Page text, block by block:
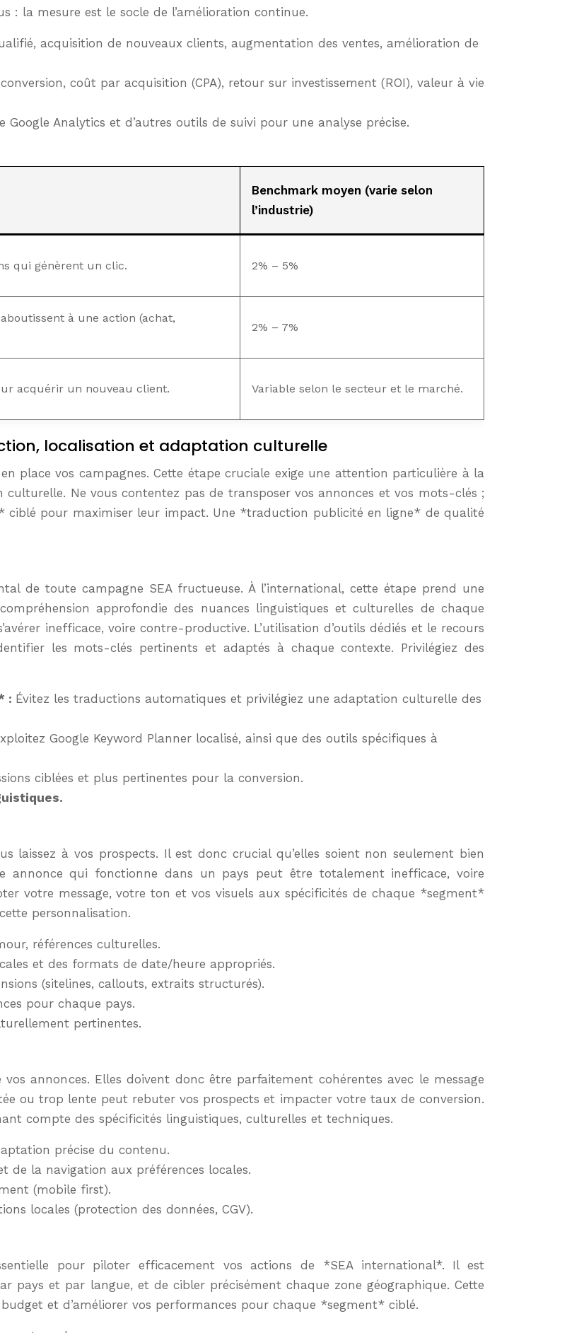
: la mesure est le socle de l’amélioration continue.
acquisition de nouveaux clients, augmentation des ventes, amélioration de
coût par acquisition (CPA), retour sur investissement (ROI), valeur à vie
Google Analytics et d’autres outils de suivi pour une analyse précise.
Benchmark moyen (varie selon
l’industrie)
qui génèrent un clic. 2% – 5%
à une action (achat,
2% – 7%
acquérir un nouveau client. Variable selon le secteur et le marché.
localisation et adaptation culturelle
place vos campagnes. Cette étape cruciale exige une attention particulière à la
Ne vous contentez pas de transposer vos annonces et vos mots-clés ;
ciblé pour maximiser leur impact. Une *traduction publicité en ligne* de qualité
de toute campagne SEA fructueuse. À l’international, cette étape prend une
approfondie des nuances linguistiques et culturelles de chaque
inefficace, voire contre-productive. L’utilisation d’outils dédiés et le recours
les mots-clés pertinents et adaptés à chaque contexte. Privilégiez des
: Évitez les traductions automatiques et privilégiez une adaptation culturelle des
Google Keyword Planner localisé, ainsi que des outils spécifiques à
ciblées et plus pertinentes pour la conversion.
laissez à vos prospects. Il est donc crucial qu’elles soient non seulement bien
annonce qui fonctionne dans un pays peut être totalement inefficace, voire
votre message, votre ton et vos visuels aux spécificités de chaque *segment*
personnalisation.
références culturelles.
et des formats de date/heure appropriés.
(sitelines, callouts, extraits structurés).
pour chaque pays.
pertinentes.
annonces. Elles doivent donc être parfaitement cohérentes avec le message
ou trop lente peut rebuter vos prospects et impacter votre taux de conversion.
compte des spécificités linguistiques, culturelles et techniques.
précise du contenu.
de la navigation aux préférences locales.
(mobile first).
locales (protection des données, CGV).
pour piloter efficacement vos actions de *SEA international*. Il est
pays et par langue, et de cibler précisément chaque zone géographique. Cette
et d’améliorer vos performances pour chaque *segment* ciblé.